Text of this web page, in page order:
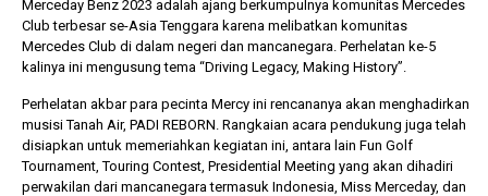
Merceday Benz 2023 adalah ajang berkumpulnya komunitas Mercedes
Club terbesar se-Asia Tenggara karena melibatkan komunitas
Mercedes Club di dalam negeri dan mancanegara. Perhelatan ke-5
kalinya ini mengusung tema “Driving Legacy, Making History”.
Perhelatan akbar para pecinta Mercy ini rencananya akan menghadirkan
musisi Tanah Air, PADI REBORN. Rangkaian acara pendukung juga telah
disiapkan untuk memeriahkan kegiatan ini, antara lain Fun Golf
Tournament, Touring Contest, Presidential Meeting yang akan dihadiri
perwakilan dari mancanegara termasuk Indonesia, Miss Merceday, dan